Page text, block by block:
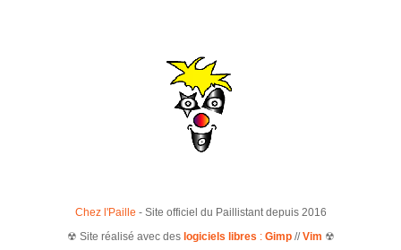
Chez l'Paille - Site officiel du Paillistant depuis 2016
☢ Site réalisé avec des logiciels libres : Gimp//Vim ☢